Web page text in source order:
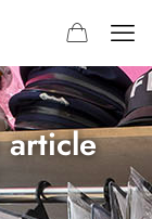
article